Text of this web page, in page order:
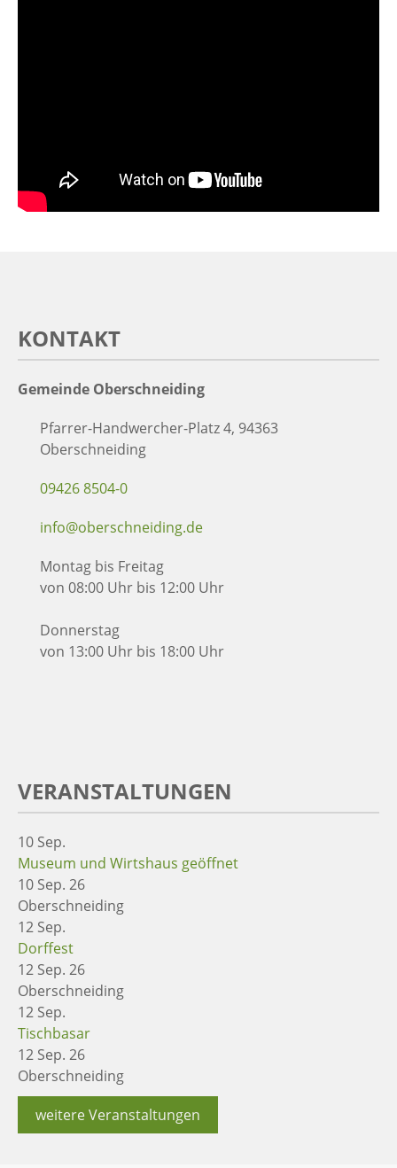
KONTAKT
Gemeinde Oberschneiding
Pfarrer-Handwercher-Platz 4, 94363
Oberschneiding
09426 8504-0
info@oberschneiding.de
Montag bis Freitag
von 08:00 Uhr bis 12:00 Uhr
Donnerstag
von 13:00 Uhr bis 18:00 Uhr
VERANSTALTUNGEN
10 Sep.
Museum und Wirtshaus geöffnet
10 Sep. 26
Oberschneiding
12 Sep.
Dorffest
12 Sep. 26
Oberschneiding
12 Sep.
Tischbasar
12 Sep. 26
Oberschneiding
weitere Veranstaltungen